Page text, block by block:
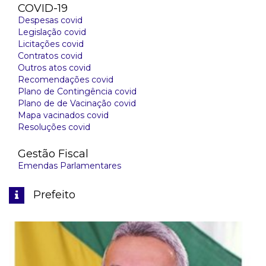
COVID-19
Despesas covid
Legislação covid
Licitações covid
Contratos covid
Outros atos covid
Recomendações covid
Plano de Contingência covid
Plano de de Vacinação covid
Mapa vacinados covid
Resoluções covid
Gestão Fiscal
Emendas Parlamentares
Prefeito